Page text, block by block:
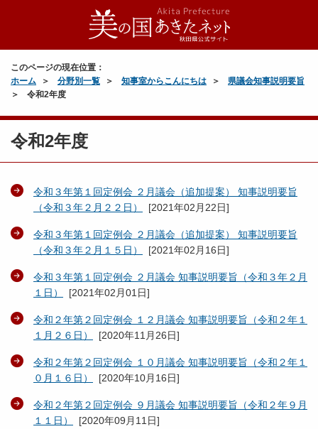
このページの現在位置：
ホーム
分野別一覧 知事室からこんにちは
県議会知事説明要旨
令和2年度
令和2年度
令和３年第１回定例会 ２月議会（追加提案） 知事説明要旨
（令和３年２月２２日）
[2021年02月22日]
令和３年第１回定例会 ２月議会（追加提案） 知事説明要旨
（令和３年２月１５日）
[2021年02月16日]
令和３年第１回定例会 ２月議会 知事説明要旨（令和３年２月
１日）
[2021年02月01日]
令和２年第２回定例会 １２月議会 知事説明要旨（令和２年１
１月２６日）
[2020年11月26日]
令和２年第２回定例会 １０月議会 知事説明要旨（令和２年１
０月１６日）
[2020年10月16日]
令和２年第２回定例会 ９月議会 知事説明要旨（令和２年９月
１１日）
[2020年09月11日]